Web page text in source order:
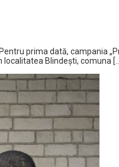
prima dată, campania
Blindești, comuna […]